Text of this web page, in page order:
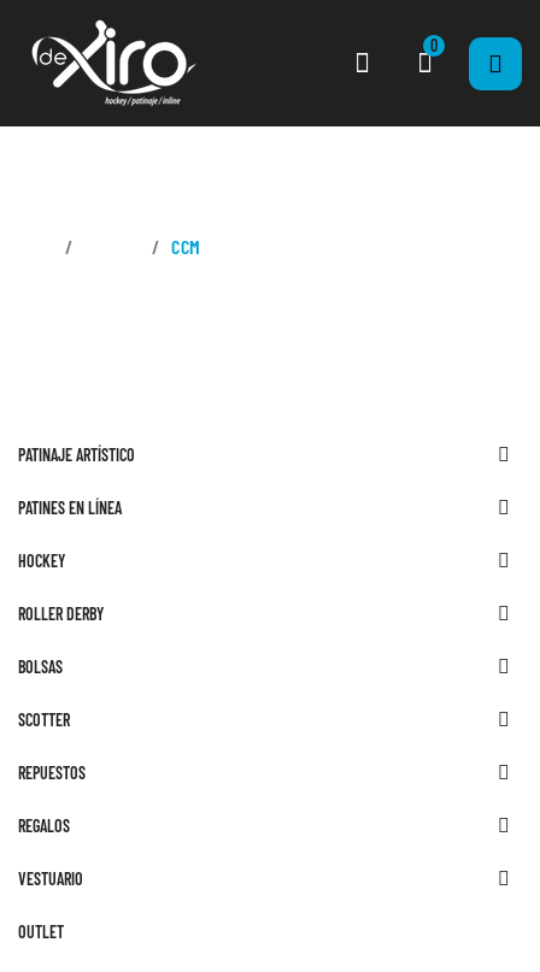
0
CCM
PATINAJE ARTÍSTICO 
PATINES EN LÍNEA 
HOCKEY 
ROLLER DERBY 
BOLSAS 
SCOTTER 
REPUESTOS 
REGALOS 
VESTUARIO 
OUTLET